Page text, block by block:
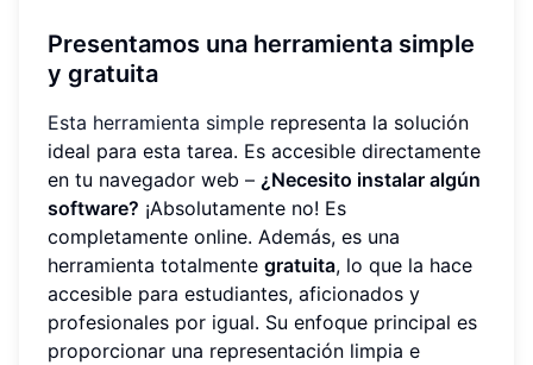
Presentamos una herramienta simple
y gratuita
Esta herramienta simple representa la solución
ideal para esta tarea. Es accesible directamente
en tu navegador web – ¿Necesito instalar algún
software? ¡Absolutamente no! Es
completamente online. Además, es una
herramienta totalmente gratuita, lo que la hace
accesible para estudiantes, aficionados y
profesionales por igual. Su enfoque principal es
proporcionar una representación limpia e